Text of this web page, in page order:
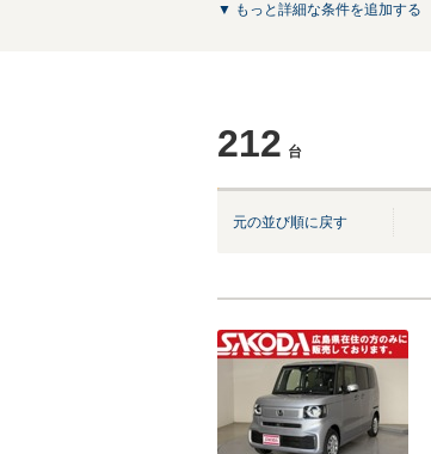
▼ もっと詳細な条件を追加する
212 台
元の並び順に戻す